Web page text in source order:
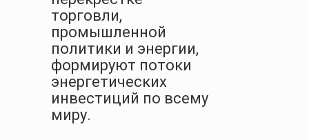
торговли,
промышленной
политики и энергии,
формируют потоки
энергетических
инвестиций по всему
миру.